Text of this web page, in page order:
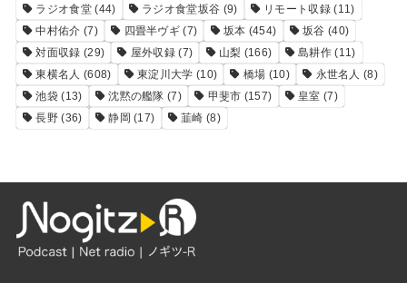
ラジオ食堂(44) ラジオ食堂坂谷 (9) リモート収録(11)
中村佑介 (7) 四畳半ヴギ (7) 坂本 (454) 坂谷 (40)
対面収録 (29) 屋外収録 (7) 山梨 (166) 島耕作(11)
東横名人 (608) 東淀川大学 (10) 橋場 (10) 永世名人 (8)
池袋 (13) 沈黙の艦隊 (7) 甲斐市 (157) 皇室 (7)
長野 (36) 静岡 (17) 韮崎 (8)